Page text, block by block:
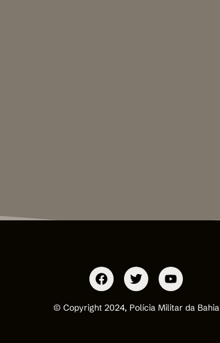
© Copyright 2024, Polícia Militar da Bahia